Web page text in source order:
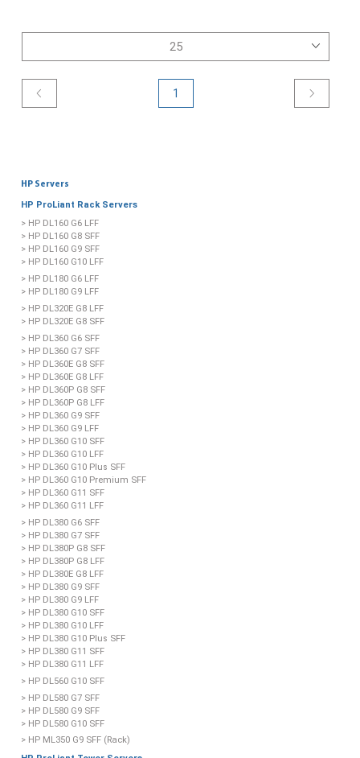
1
HP Servers
HP ProLiant Rack Servers
> HP DL160 G6 LFF
> HP DL160 G8 SFF
> HP DL160 G9 SFF
> HP DL160 G10 LFF
> HP DL180 G6 LFF
> HP DL180 G9 LFF
> HP DL320E G8 LFF
> HP DL320E G8 SFF
> HP DL360 G6 SFF
> HP DL360 G7 SFF
> HP DL360E G8 SFF
> HP DL360E G8 LFF
> HP DL360P G8 SFF
> HP DL360P G8 LFF
> HP DL360 G9 SFF
> HP DL360 G9 LFF
> HP DL360 G10 SFF
> HP DL360 G10 LFF
> HP DL360 G10 Plus SFF
> HP DL360 G10 Premium SFF
> HP DL360 G11 SFF
> HP DL360 G11 LFF
> HP DL380 G6 SFF
> HP DL380 G7 SFF
> HP DL380P G8 SFF
> HP DL380P G8 LFF
> HP DL380E G8 LFF
> HP DL380 G9 SFF
> HP DL380 G9 LFF
> HP DL380 G10 SFF
> HP DL380 G10 LFF
> HP DL380 G10 Plus SFF
> HP DL380 G11 SFF
> HP DL380 G11 LFF
> HP DL560 G10 SFF
> HP DL580 G7 SFF
> HP DL580 G9 SFF
> HP DL580 G10 SFF
> HP ML350 G9 SFF (Rack)